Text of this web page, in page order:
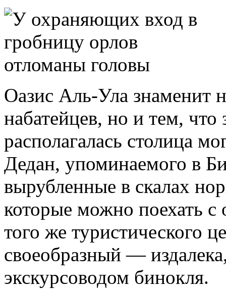
Оазис Аль-Ула знаменит
набатейцев, но и тем, что
располагалась столица
Дедан, упоминаемого в
вырубленные в скалах
которые можно поехать с
того же туристического
своеобразный —
экскурсоводом бинокля.